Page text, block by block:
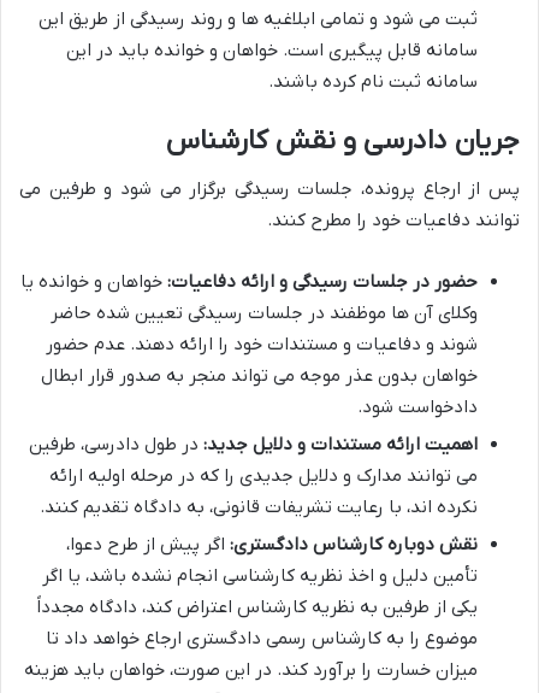
ثبت می شود و تمامی ابلاغیه ها و روند رسیدگی از طریق این
سامانه قابل پیگیری است. خواهان و خوانده باید در این
سامانه ثبت نام کرده باشند.
جریان دادرسی و نقش کارشناس
پس از ارجاع پرونده، جلسات رسیدگی برگزار می شود و طرفین می
توانند دفاعیات خود را مطرح کنند.
حضور در جلسات رسیدگی و ارائه دفاعیات: خواهان و خوانده یا
وکلای آن ها موظفند در جلسات رسیدگی تعیین شده حاضر
شوند و دفاعیات و مستندات خود را ارائه دهند. عدم حضور
خواهان بدون عذر موجه می تواند منجر به صدور قرار ابطال
دادخواست شود.
اهمیت ارائه مستندات و دلایل جدید: در طول دادرسی، طرفین
می توانند مدارک و دلایل جدیدی را که در مرحله اولیه ارائه
نکرده اند، با رعایت تشریفات قانونی، به دادگاه تقدیم کنند.
نقش دوباره کارشناس دادگستری: اگر پیش از طرح دعوا،
تأمین دلیل و اخذ نظریه کارشناسی انجام نشده باشد، یا اگر
یکی از طرفین به نظریه کارشناس اعتراض کند، دادگاه مجدداً
موضوع را به کارشناس رسمی دادگستری ارجاع خواهد داد تا
میزان خسارت را برآورد کند. در این صورت، خواهان باید هزینه